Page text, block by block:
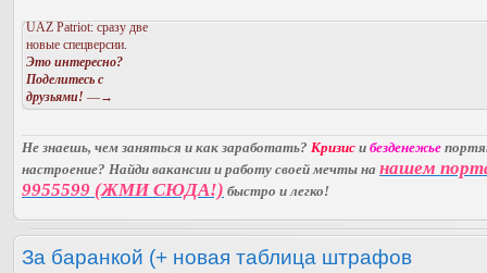
UAZ Patriot: сразу две
новые спецверсии.
Это интересно?
Поделитесь с
друзьями! —→
Не знаешь, чем заняться и как заработать? Кризис и безденежье
настроение? Найди вакансии и работу своей мечты на нашем
9955599 (ЖМИ СЮДА!) быстро и легко!
За баранкой (+ новая таблица штрафов